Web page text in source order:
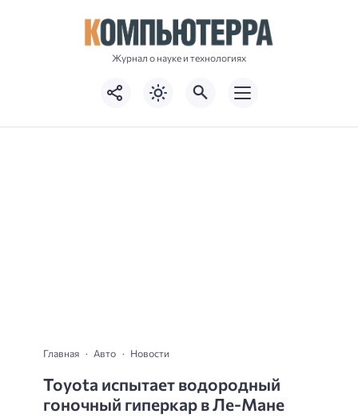
Журнал о науке и технологиях
Главная Авто Новости
Toyota испытает водородный
гоночный гиперкар в Ле-Мане